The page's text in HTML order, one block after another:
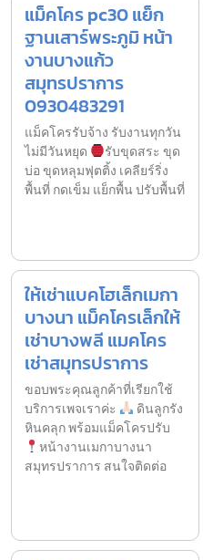
แม็คโคร pc30 แย็ก
ฐานเสาร์พระภูมิ หน้า
งานบางแก้ว
สมุทรปราการ
0930483291
แม็คโครรับจ้าง รับงานทุกวัน
ไม่มีวันหยุด
รับขุดสระ ขุด
บ่อ ขุดหลุมฟุตติ้ง เคลียร์ริ่ง
พื้นที่ กดเข็ม แย็กพื้น ปรับพื้นที่
ให้เช่าแบคโฮเล็กเมกา
บางนา แม็คโครเล็กให้
เช่าบางพลี แมคโคร
เช่าสมุทรปราการ
ขอบพระคุณลูกค้าที่เรียกใช้
บริการเพจเราค่ะ
ดินลูกรัง
หินคลุก พร้อมแม็คโครปรับ
หน้างานเมกาบางนา
สมุทรปราการ สนใจติดต่อ